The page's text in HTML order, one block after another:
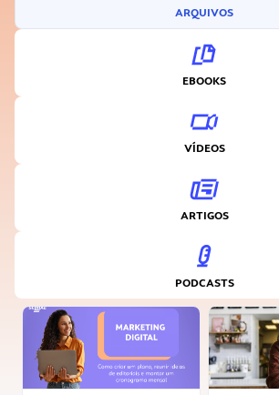
ARQUIVOS
EBOOKS
VÍDEOS
ARTIGOS
PODCASTS